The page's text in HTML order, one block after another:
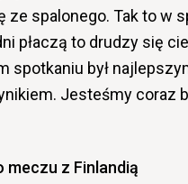
ze spalonego. Tak to w
płaczą to drudzy się
spotkaniu był
Jesteśmy coraz
meczu z Finlandią